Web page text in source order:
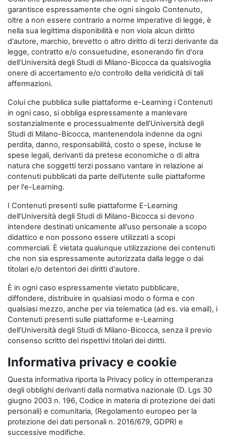
garantisce espressamente che ogni singolo Contenuto,
oltre a non essere contrario a norme imperative di legge, è
nella sua legittima disponibilità e non viola alcun diritto
d'autore, marchio, brevetto o altro diritto di terzi derivante da
legge, contratto e/o consuetudine, esonerando fin d'ora
dell’Università degli Studi di Milano-Bicocca da qualsivoglia
onere di accertamento e/o controllo della veridicità di tali
affermazioni.
Colui che pubblica sulle piattaforme e-Learning i Contenuti
in ogni caso, si obbliga espressamente a manlevare
sostanzialmente e processualmente dell’Università degli
Studi di Milano-Bicocca, mantenendola indenne da ogni
perdita, danno, responsabilità, costo o spese, incluse le
spese legali, derivanti da pretese economiche o di altra
natura che soggetti terzi possano vantare in relazione ai
contenuti pubblicati da parte dell’utente sulle piattaforme
per l'e-Learning.
I Contenuti presenti sulle piattaforme E-Learning
dell’Università degli Studi di Milano-Bicocca si devono
intendere destinati unicamente all'uso personale a scopo
didattico e non possono essere utilizzati a scopi
commerciali. È vietata qualunque utilizzazione dei contenuti
che non sia espressamente autorizzata dalla legge o dai
titolari e/o detentori dei diritti d'autore.
È in ogni caso espressamente vietato pubblicare,
diffondere, distribuire in qualsiasi modo o forma e con
qualsiasi mezzo, anche per via telematica (ad es. via email), i
Contenuti presenti sulle piattaforme e-Learning
dell’Università degli Studi di Milano-Bicocca, senza il previo
consenso scritto dei rispettivi titolari dei diritti.
Informativa privacy e cookie
Questa informativa riporta la Privacy policy in ottemperanza
degli obblighi derivanti dalla normativa nazionale (D. Lgs 30
giugno 2003 n. 196, Codice in materia di protezione dei dati
personali) e comunitaria, (Regolamento europeo per la
protezione dei dati personali n. 2016/679, GDPR) e
successive modifiche.